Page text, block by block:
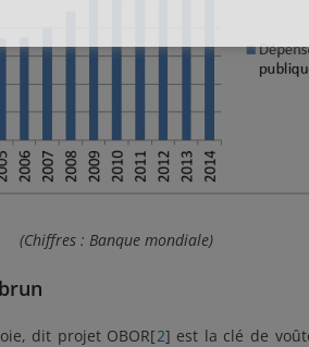
(Chiffres : Banque mondiale)
dit projet OBOR[2] est la clé de